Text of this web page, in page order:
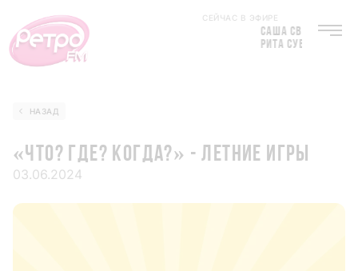
СЕЙЧАС В ЭФИРЕ
САША СВЕТЛОВ
РИТА СУББОТИНА
НАЗАД
«ЧТО? ГДЕ? КОГДА?» - ЛЕТНИЕ ИГРЫ
03.06.2024